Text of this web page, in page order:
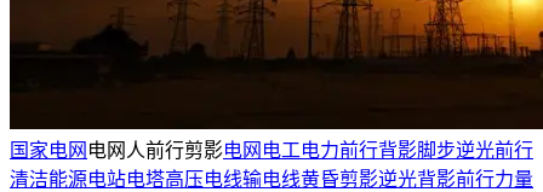
国家电网 电网人前行剪影电网 电工电力前行背影脚步逆光前行
清洁能源电站电塔高压电线输电线黄昏剪影逆光背影前行力量